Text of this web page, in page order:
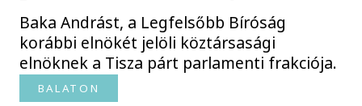
Baka Andrást, a Legfelsőbb Bíróság
korábbi elnökét jelöli köztársasági
elnöknek a Tisza párt parlamenti frakciója.
BALATON